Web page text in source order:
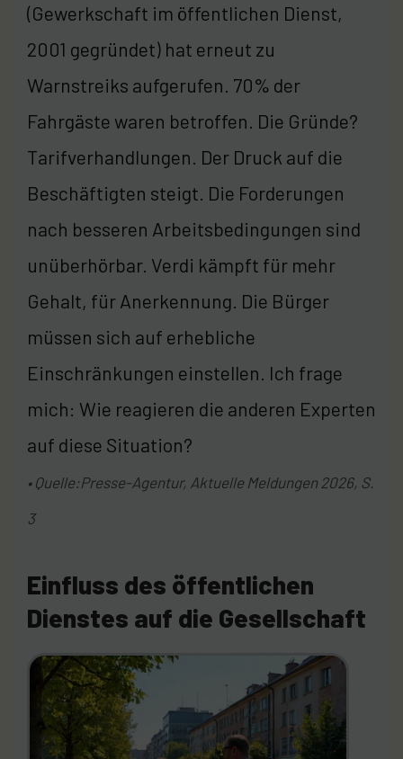
(Gewerkschaft im öffentlichen Dienst,
2001 gegründet) hat erneut zu
Warnstreiks aufgerufen. 70% der
Fahrgäste waren betroffen. Die Gründe?
Tarifverhandlungen. Der Druck auf die
Beschäftigten steigt. Die Forderungen
nach besseren Arbeitsbedingungen sind
unüberhörbar. Verdi kämpft für mehr
Gehalt, für Anerkennung. Die Bürger
müssen sich auf erhebliche
Einschränkungen einstellen. Ich frage
mich: Wie reagieren die anderen Experten
auf diese Situation?
• Quelle:Presse-Agentur, Aktuelle Meldungen 2026, S.
3
Einfluss des öffentlichen
Dienstes auf die Gesellschaft